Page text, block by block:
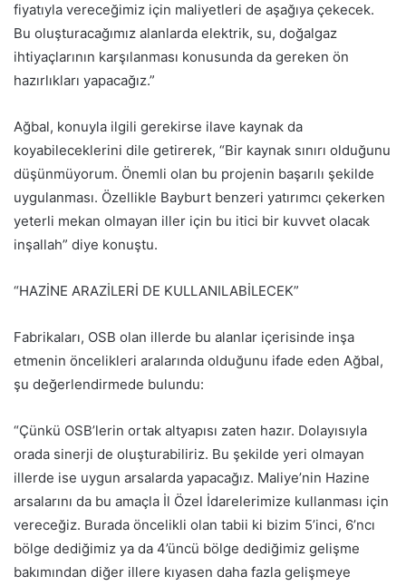
fiyatıyla vereceğimiz için maliyetleri de aşağıya çekecek.
Bu oluşturacağımız alanlarda elektrik, su, doğalgaz
ihtiyaçlarının karşılanması konusunda da gereken ön
hazırlıkları yapacağız.”
Ağbal, konuyla ilgili gerekirse ilave kaynak da
koyabileceklerini dile getirerek, “Bir kaynak sınırı olduğunu
düşünmüyorum. Önemli olan bu projenin başarılı şekilde
uygulanması. Özellikle Bayburt benzeri yatırımcı çekerken
yeterli mekan olmayan iller için bu itici bir kuvvet olacak
inşallah” diye konuştu.
“HAZİNE ARAZİLERİ DE KULLANILABİLECEK”
Fabrikaları, OSB olan illerde bu alanlar içerisinde inşa
etmenin öncelikleri aralarında olduğunu ifade eden Ağbal,
şu değerlendirmede bulundu:
“Çünkü OSB’lerin ortak altyapısı zaten hazır. Dolayısıyla
orada sinerji de oluşturabiliriz. Bu şekilde yeri olmayan
illerde ise uygun arsalarda yapacağız. Maliye’nin Hazine
arsalarını da bu amaçla İl Özel İdarelerimize kullanması için
vereceğiz. Burada öncelikli olan tabii ki bizim 5’inci, 6’ncı
bölge dediğimiz ya da 4’üncü bölge dediğimiz gelişme
bakımından diğer illere kıyasen daha fazla gelişmeye